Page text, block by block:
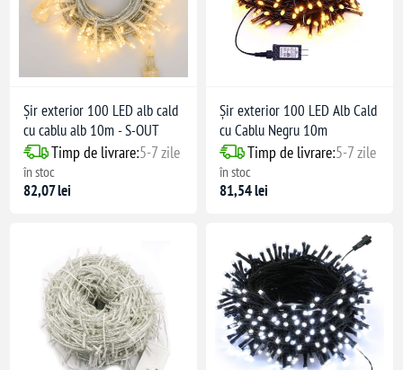
Șir exterior 100 LED alb cald
cu cablu alb 10m - S-OUT
Timp de livrare:5-7 zile
în stoc
82,07 lei
Șir exterior 100 LED Alb Cald
cu Cablu Negru 10m
Timp de livrare:5-7 zile
în stoc
81,54 lei